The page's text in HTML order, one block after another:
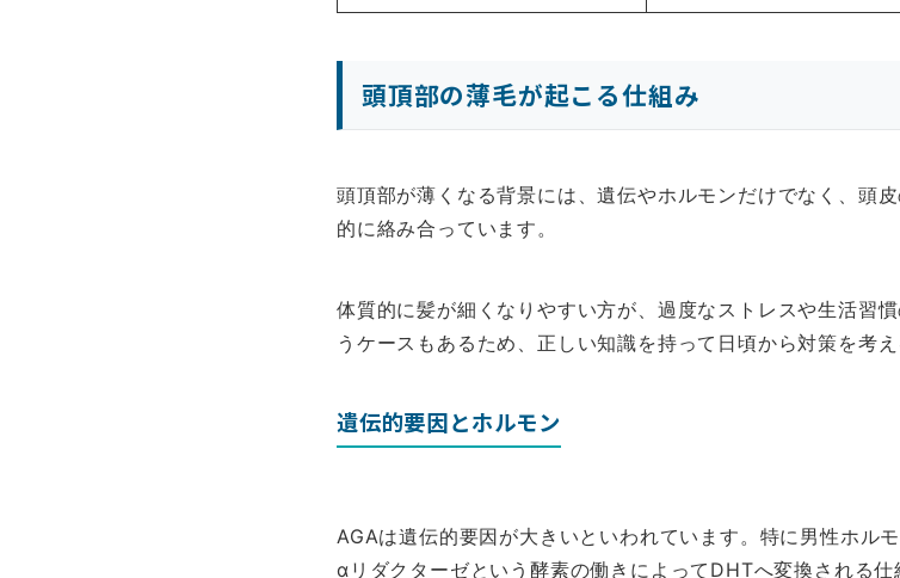
頭頂部の薄毛が起こる仕組み
頭頂部が薄くなる背景には、遺伝やホルモンだけでなく、頭
的に絡み合っています。
体質的に髪が細くなりやすい方が、過度なストレスや生活習
うケースもあるため、正しい知識を持って日頃から対策を考え
遺伝的要因とホルモン
AGAは遺伝的要因が大きいといわれています。特に男性ホル
αリダクターゼという酵素の働きによってDHTへ変換される仕